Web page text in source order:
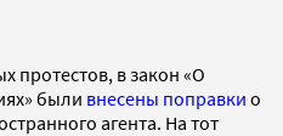
протестов, в закон «О
были внесены поправки о
агента. На тот